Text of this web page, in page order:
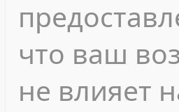
что ваш
не влияет